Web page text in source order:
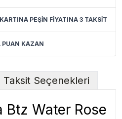
PEŞİN FİYATINA 3 TAKSİT
PUAN KAZAN
Taksit Seçenekleri
Btz Water Rose